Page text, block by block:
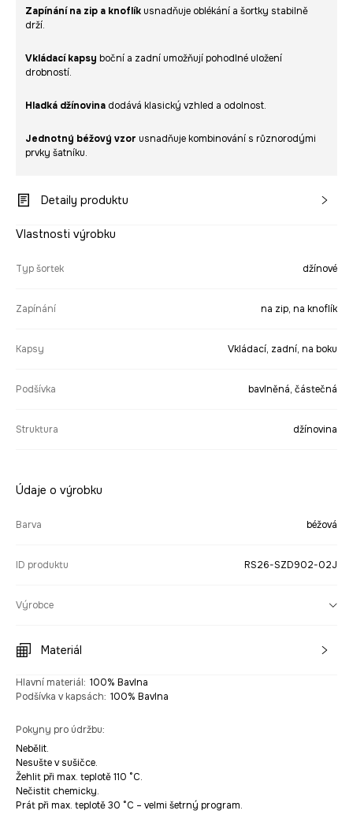
Zapínání na zip a knoflík usnadňuje oblékání a šortky stabilně
drží.
Vkládací kapsy boční a zadní umožňují pohodlné uložení
drobností.
Hladká džínovina dodává klasický vzhled a odolnost.
Jednotný béžový vzor usnadňuje kombinování s různorodými
prvky šatníku.
Detaily produktu
Vlastnosti výrobku
Typ šortek džínové
Zapínání na zip, na knoflík
Kapsy Vkládací, zadní, na boku
Podšívka bavlněná, částečná
Struktura džínovina
Údaje o výrobku
Barva béžová
ID produktu RS26-SZD902-02J
Výrobce
Materiál
Hlavní materiál: 100% Bavlna
Podšívka v kapsách: 100% Bavlna
Pokyny pro údržbu:
Nebělit.
Nesušte v sušičce.
Žehlit při max. teplotě 110 °C.
Nečistit chemicky.
Prát při max. teplotě 30 °C – velmi šetrný program.